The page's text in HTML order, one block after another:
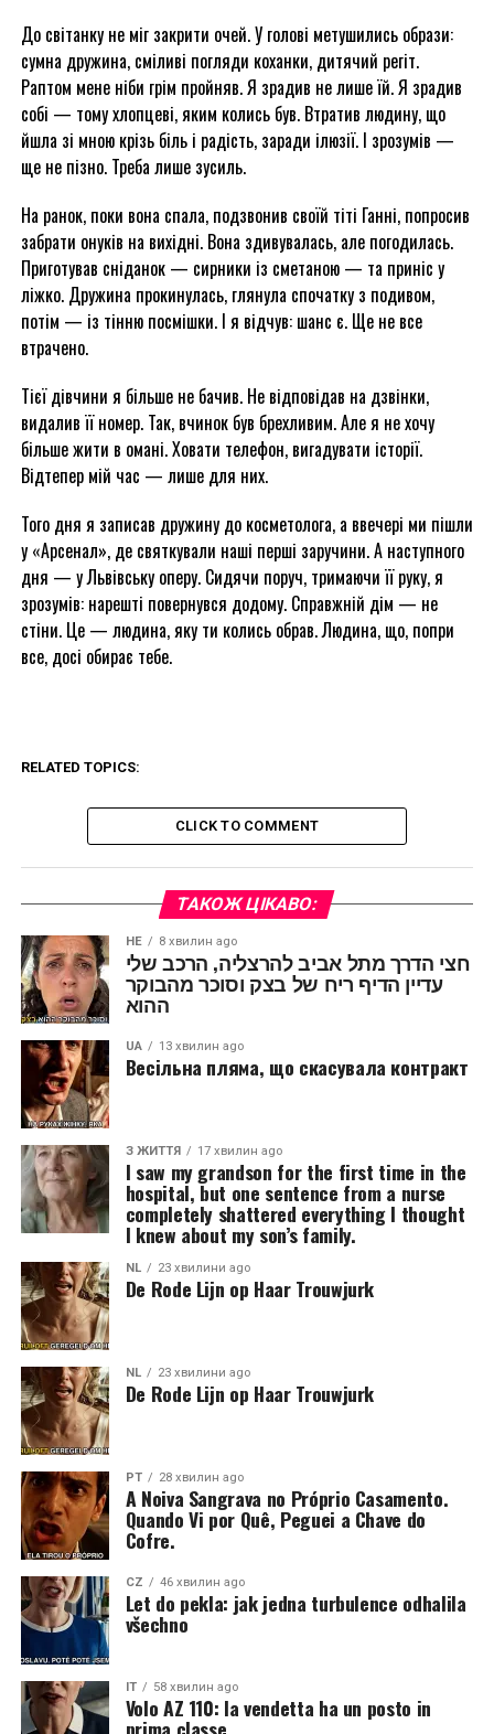
До світанку не міг закрити очей. У голові метушились образи:
сумна дружина, сміливі погляди коханки, дитячий регіт.
Раптом мене ніби грім пройняв. Я зрадив не лише їй. Я зрадив
собі — тому хлопцеві, яким колись був. Втратив людину, що
йшла зі мною крізь біль і радість, заради ілюзії. І зрозумів —
ще не пізно. Треба лише зусиль.
На ранок, поки вона спала, подзвонив своїй тіті Ганні, попросив
забрати онуків на вихідні. Вона здивувалась, але погодилась.
Приготував сніданок — сирники із сметаною — та приніс у
ліжко. Дружина прокинулась, глянула спочатку з подивом,
потім — із тінню посмішки. І я відчув: шанс є. Ще не все
втрачено.
Тієї дівчини я більше не бачив. Не відповідав на дзвінки,
видалив її номер. Так, вчинок був брехливим. Але я не хочу
більше жити в омані. Ховати телефон, вигадувати історії.
Відтепер мій час — лише для них.
Того дня я записав дружину до косметолога, а ввечері ми пішли
у «Арсенал», де святкували наші перші заручини. А наступного
дня — у Львівську оперу. Сидячи поруч, тримаючи її руку, я
зрозумів: нарешті повернувся додому. Справжній дім — не
стіни. Це — людина, яку ти колись обрав. Людина, що, попри
все, досі обирає тебе.
RELATED TOPICS:
CLICK TO COMMENT
ТАКОЖ ЦІКАВО:
HE 8 хвилин ago
חצי הדרך מתל אביב להרצליה, הרכב שלי
עדיין הדיף ריח של בצק וסוכר מהבוקר
ההוא
UA 13 хвилин ago
Весільна пляма, що скасувала контракт
З ЖИТТЯ 17 хвилин ago
I saw my grandson for the first time in the
hospital, but one sentence from a nurse
completely shattered everything I thought
I knew about my son’s family.
NL 23 хвилини ago
De Rode Lijn op Haar Trouwjurk
NL 23 хвилини ago
De Rode Lijn op Haar Trouwjurk
PT 28 хвилин ago
A Noiva Sangrava no Próprio Casamento.
Quando Vi por Quê, Peguei a Chave do
Cofre.
CZ 46 хвилин ago
Let do pekla: jak jedna turbulence odhalila
všechno
IT 58 хвилин ago
Volo AZ 110: la vendetta ha un posto in